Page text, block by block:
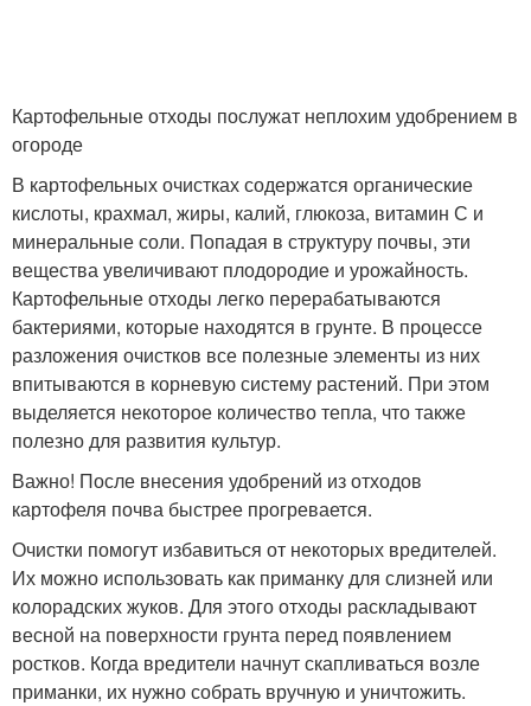
Картофельные отходы послужат неплохим удобрением в
огороде
В картофельных очистках содержатся органические
кислоты, крахмал, жиры, калий, глюкоза, витамин С и
минеральные соли. Попадая в структуру почвы, эти
вещества увеличивают плодородие и урожайность.
Картофельные отходы легко перерабатываются
бактериями, которые находятся в грунте. В процессе
разложения очистков все полезные элементы из них
впитываются в корневую систему растений. При этом
выделяется некоторое количество тепла, что также
полезно для развития культур.
Важно! После внесения удобрений из отходов
картофеля почва быстрее прогревается.
Очистки помогут избавиться от некоторых вредителей.
Их можно использовать как приманку для слизней или
колорадских жуков. Для этого отходы раскладывают
весной на поверхности грунта перед появлением
ростков. Когда вредители начнут скапливаться возле
приманки, их нужно собрать вручную и уничтожить.